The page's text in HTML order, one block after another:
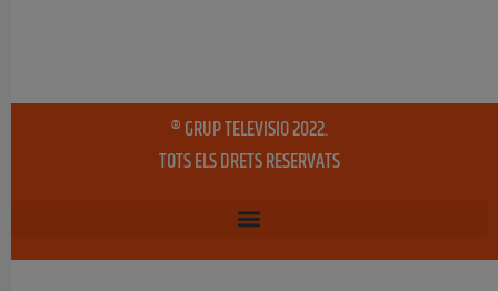
® GRUP TELEVISIO 2022.
TOTS ELS DRETS RESERVATS